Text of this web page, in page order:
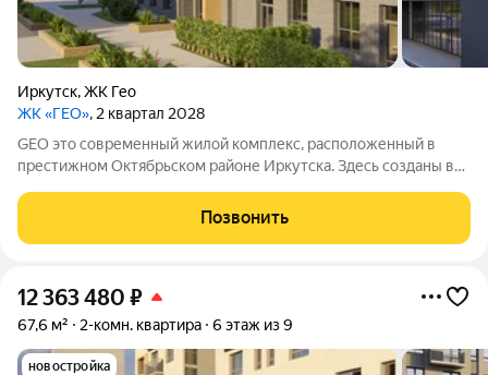
Иркутск,ЖК Гео
ЖК «ГЕО», 2 квартал 2028
GEO это современный жилой комплекс, расположенный в
престижном Октябрьском районе Иркутска. Здесь созданы все
инфраструктура, возможности для отдыха и общения.
Позвонить
12 363 480 ₽
67,6 м² 2-комн. квартира 6 этаж из 9
новостройка